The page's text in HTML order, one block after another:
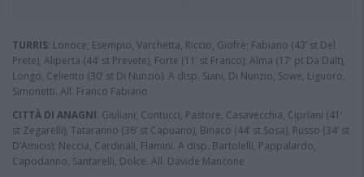
TURRIS: Lonoce; Esempio, Varchetta, Riccio, Giofrè; Fabiano (43’ st Del
Prete), Aliperta (44’ st Prevete), Forte (11’ st Franco); Alma (17’ pt Da Dalt),
Longo, Celiento (30’ st Di Nunzio). A disp. Siani, Di Nunzio, Sowe, Liguoro,
Simonetti. All. Franco Fabiano
CITTÀ DI ANAGNI: Giuliani; Contucci, Pastore, Casavecchia, Cipriani (41’
st Zegarelli); Tataranno (36’ st Capuano), Binaco (44’ st Sosa), Russo (34’ st
D’Amicis); Neccia, Cardinali, Flamini. A disp. Bartolelli, Pappalardo,
Capodanno, Santarelli, Dolce. All. Davide Mancone